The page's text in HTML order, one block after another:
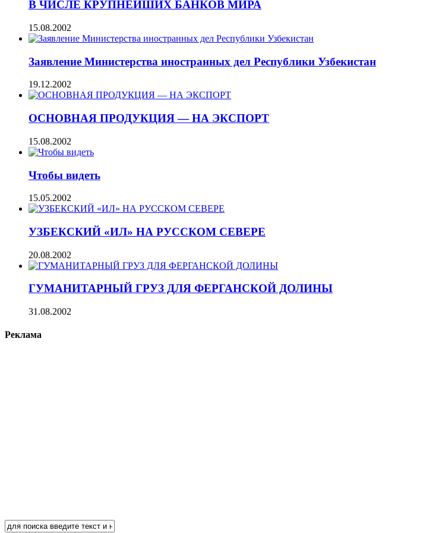
В ЧИСЛЕ КРУПНЕЙШИХ БАНКОВ МИРА
15.08.2002
Заявление Министерства иностранных дел Республики Узбекистан
19.12.2002
ОСНОВНАЯ ПРОДУКЦИЯ — НА ЭКСПОРТ
15.08.2002
Чтобы видеть
15.05.2002
УЗБЕКСКИЙ «ИЛ» НА РУССКОМ СЕВЕРЕ
20.08.2002
ГУМАНИТАРНЫЙ ГРУЗ ДЛЯ ФЕРГАНСКОЙ ДОЛИНЫ
31.08.2002
Реклама